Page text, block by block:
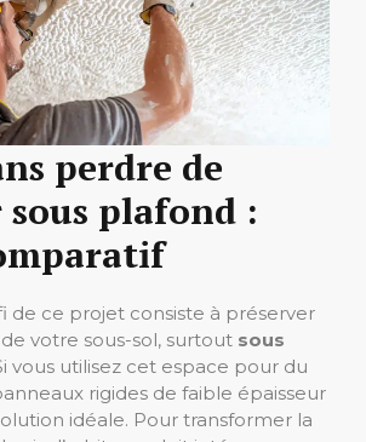
perdre de
plafond :
de ce projet consiste à préserver
votre sous-sol, surtout sous
vous utilisez cet espace pour du
rigides de faible épaisseur
idéale. Pour transformer la